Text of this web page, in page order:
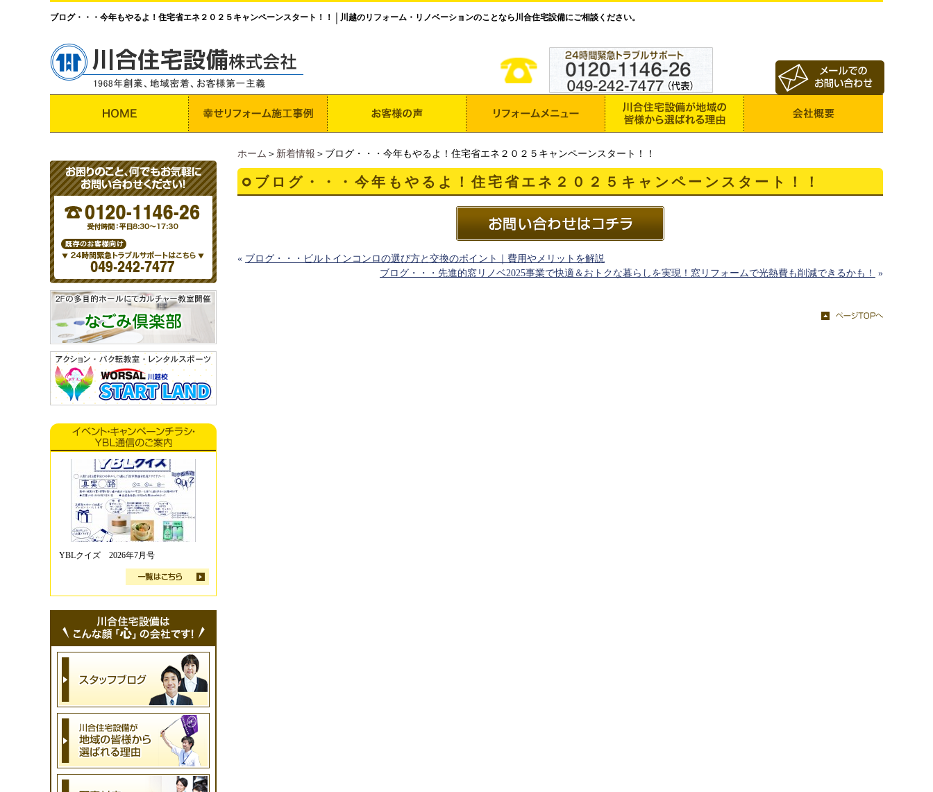
ブログ・・・今年もやるよ！住宅省エネ２０２５キャンペーンスタート！！ 川越のリフォーム・リノベーションのことなら川合住宅設備にご相談ください。
ホーム ＞ 新着情報 ＞ブログ・・・今年もやるよ！住宅省エネ２０２５キャンペーンスタート！！
ブログ・・・今年もやるよ！住宅省エネ２０２５キャンペーンスタート！！
« ブログ・・・ビルトインコンロの選び方と交換のポイント｜費用やメリットを解説
ブログ・・・先進的窓リノベ2025事業で快適＆おトクな暮らしを実現！窓リフォームで光熱費も削減できるかも！
»
YBLクイズ 2026年7月号